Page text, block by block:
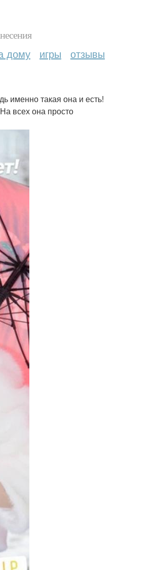
дому игры отзывы
именно такая она и есть!
всех она просто